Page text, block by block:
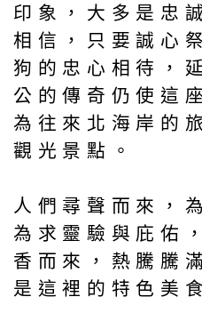
印象，大多是忠
相信，只要誠心
狗的忠心相待，
公的傳奇仍使這
為往來北海岸的
觀光景點。
人們尋聲而來，
為求靈驗與庇佑
香而來，熱騰騰
是這裡的特色美